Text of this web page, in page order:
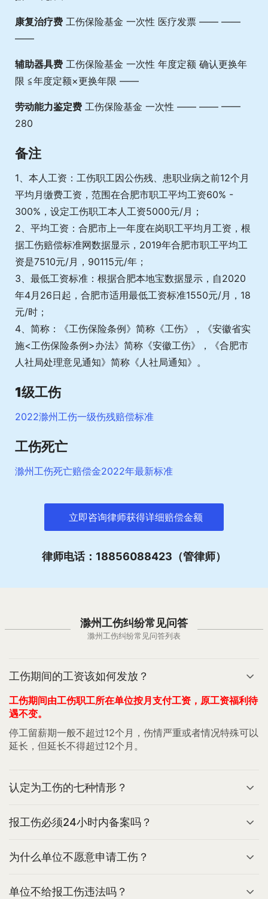
康复治疗费 工伤保险基金 一次性 医疗发票 —— ——
——
辅助器具费 工伤保险基金 一次性 年度定额 确认更换年
限 ≦年度定额×更换年限 ——
劳动能力鉴定费 工伤保险基金 一次性 —— —— ——
280
备注
1、本人工资：工伤职工因公伤残、患职业病之前12个月
平均月缴费工资，范围在合肥市职工平均工资60% -
300%，设定工伤职工本人工资5000元/月；
2、平均工资：合肥市上一年度在岗职工平均月工资，根
据工伤赔偿标准网数据显示，2019年合肥市职工平均工
资是7510元/月，90115元/年；
3、最低工资标准：根据合肥本地宝数据显示，自2020
年4月26日起，合肥市适用最低工资标准1550元/月，18
元/时；
4、简称：《工伤保险条例》简称《工伤》，《安徽省实
施<工伤保险条例>办法》简称《安徽工伤》，《合肥市
人社局处理意见通知》简称《人社局通知》。
1级工伤
2022滁州工伤一级伤残赔偿标准
工伤死亡
滁州工伤死亡赔偿金2022年最新标准
立即咨询律师获得详细赔偿金额
律师电话：18856088423（管律师）
滁州工伤纠纷常见问答
滁州工伤纠纷常见问答列表
工伤期间的工资该如何发放？
工伤期间由工伤职工所在单位按月支付工资，原工资福利待
遇不变。
停工留薪期一般不超过12个月，伤情严重或者情况特殊可以
延长，但延长不得超过12个月。
认定为工伤的七种情形？
报工伤必须24小时内备案吗？
为什么单位不愿意申请工伤？
单位不给报工伤违法吗？